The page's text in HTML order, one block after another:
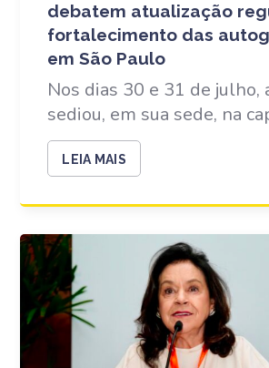
debatem atualização
fortalecimento das
em São Paulo
Nos dias 30 e 31 de julho,
sediou, em sua sede, na
LEIA MAIS